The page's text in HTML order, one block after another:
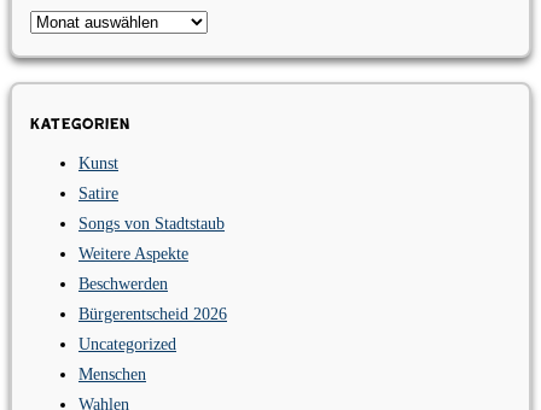
Archiv
Kategorien
Kunst
Satire
Songs von Stadtstaub
Weitere Aspekte
Beschwerden
Bürgerentscheid 2026
Uncategorized
Menschen
Wahlen